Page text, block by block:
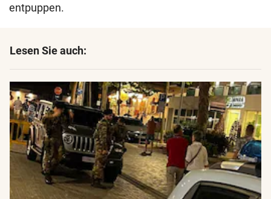
entpuppen.
Lesen Sie auch: